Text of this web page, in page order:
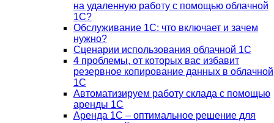
на удаленную работу с помощью облачной
1С?
Обслуживание 1С: что включает и зачем
нужно?
Сценарии использования облачной 1С
4 проблемы, от которых вас избавит
резервное копирование данных в облачной
1С
Автоматизируем работу склада с помощью
аренды 1С
Аренда 1С – оптимальное решение для